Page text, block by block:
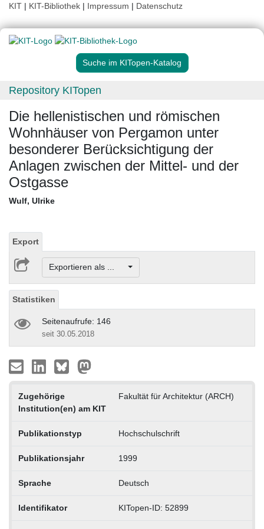
KIT | KIT-Bibliothek | Impressum | Datenschutz
Suche im KITopen-Katalog
Repository KITopen
Die hellenistischen und römischen
Wohnhäuser von Pergamon unter
besonderer Berücksichtigung der
Anlagen zwischen der Mittel- und der
Ostgasse
Wulf, Ulrike
Export
Exportieren als ...
Statistiken
Seitenaufrufe: 146
seit 30.05.2018
Zugehörige
Institution(en) am KIT
Fakultät für Architektur (ARCH)
Publikationstyp Hochschulschrift
Publikationsjahr 1999
Sprache Deutsch
Identifikator KITopen-ID: 52899